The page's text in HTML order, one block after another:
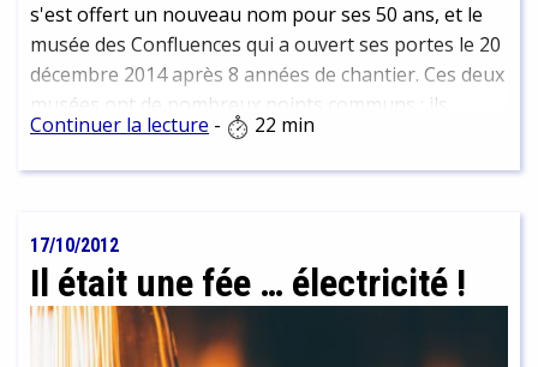
s'est offert un nouveau nom pour ses 50 ans, et le
musée des Confluences qui a ouvert ses portes le 20
décembre 2014 après 8 années de chantier. Ces deux
musées ont de nombreux points communs : ils
s'intéressent à l'histoire des sciences et des
techniques, ils ont de fortes racines à Lyon, et ils
Continuer la lecture - 22 min
17/10/2012
Il était une fée … électricité !